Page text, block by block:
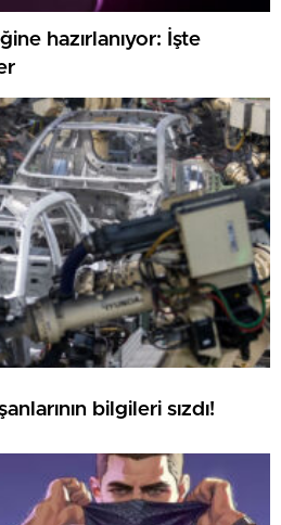
hazırlanıyor: İşte
bilgileri sızdı!